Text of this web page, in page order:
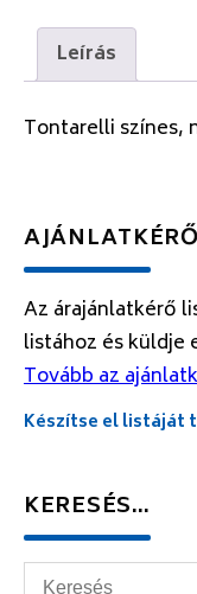
Leírás
Tontarelli színes,
Az árajánlatkérő
listához és küldje
Tovább az
Készítse el listáját
KERESÉS…